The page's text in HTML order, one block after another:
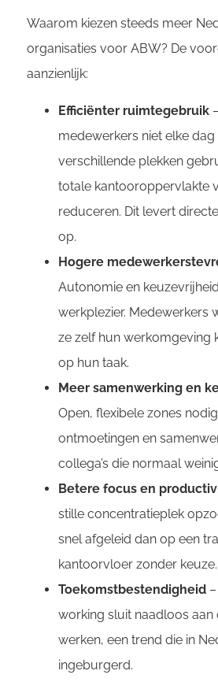
Waarom kiezen steeds meer
organisaties voor ABW? De
aanzienlijk:
Efficiënter ruimtegebruik
medewerkers niet elke
verschillende plekken
totale kantooroppervlakte
reduceren. Dit levert
op.
Hogere
Autonomie en
werkplezier. Medewerkers
ze zelf hun werkomgeving
op hun taak.
Meer samenwerking en
Open, flexibele zones
ontmoetingen en
collega’s die normaal
Betere focus en
stille concentratieplek
snel afgeleid dan op een
kantoorvloer zonder keuze.
Toekomstbestendigheid–
working sluit naadloos aan
werken, een trend die in
ingeburgerd.